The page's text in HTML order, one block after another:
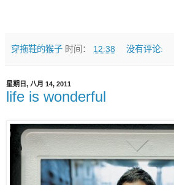
穿拖鞋的猴子 时间： 12:38 没有评论:
星期日, 八月 14, 2011
life is wonderful